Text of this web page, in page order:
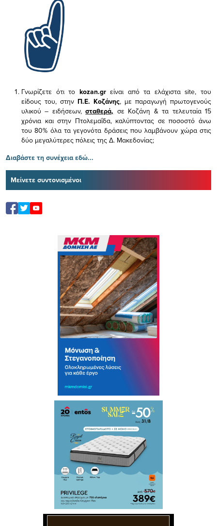
Γνωρίζετε ότι το kozan.gr είναι από τα ελάχισταsite, του
είδους του, στην Π.Ε. Κοζάνης, με παραγωγή πρωτογενούς
υλικού – ειδήσεων,σταθερά, σε Κοζάνη & τα τελευταία 15
χρόνια και στην Πτολεμαΐδα, καλύπτοντας σε ποσοστό άνω
του 80% όλα τα γεγονότα δράσεις που λαμβάνουν χώρα στις
δύο μεγαλύτερες πόλεις της Δ. Μακεδονίας;
Διαβάστε τη συνέχεια εδώ...
Μείνετε συντονισμένοι